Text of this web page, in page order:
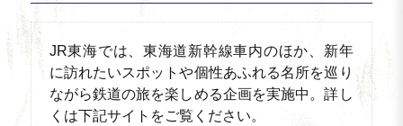
JR東海では、東海道新幹線車内のほか、新年
に訪れたいスポットや個性あふれる名所を巡り
ながら鉄道の旅を楽しめる企画を実施中。詳し
くは下記サイトをご覧ください。